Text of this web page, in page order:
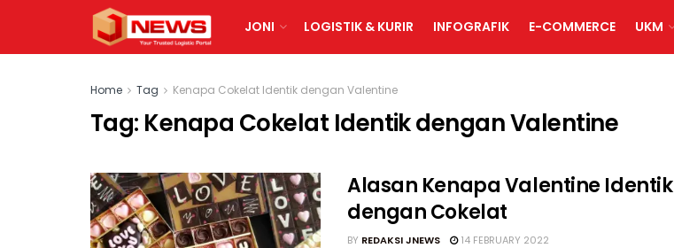
JONI LOGISTIK & KURIR INFOGRAFIK E-COMMERCE UKM
Home Tag Kenapa Cokelat Identik dengan Valentine
Tag: Kenapa Cokelat Identik dengan Valentine
Alasan Kenapa Valentine Identik
dengan Cokelat
BY REDAKSI JNEWS 14 FEBRUARY 2022